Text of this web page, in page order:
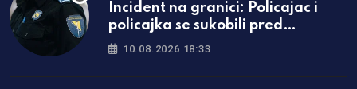
Incident na granici: Policajac i
policajka se sukobili pred
putnicima
10.08.2026 18:33